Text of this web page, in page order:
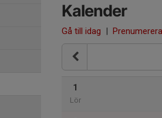
Kalender
Gå till idag | Prenumerera
1
Lör